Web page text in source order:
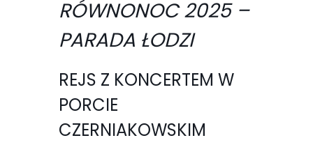
RÓWNONOC 2025 –
PARADA ŁODZI
REJS Z KONCERTEM W
PORCIE
CZERNIAKOWSKIM